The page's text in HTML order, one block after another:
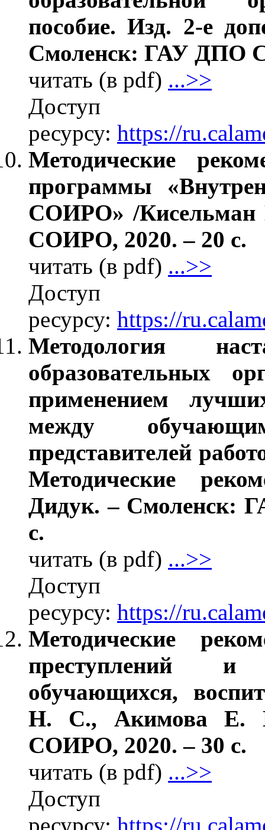
пособие. Изд. 2-е
Смоленск: ГАУ ДПО
читать (в pdf) ...>>
ресурсу: https://
Методические
программы
СОИРО» /
СОИРО, 2020. – 20 с.
читать (в pdf) ...>>
ресурсу: https://
Методология
образовательных
применением
между
представителей
Методические
Дидук. – Смоленск:
с.
читать (в pdf) ...>>
ресурсу: https://
Методические
преступлений и
обучающихся,
Н. С., Акимова Е.
СОИРО, 2020. – 30 с.
читать (в pdf) ...>>
ресурсу: https://